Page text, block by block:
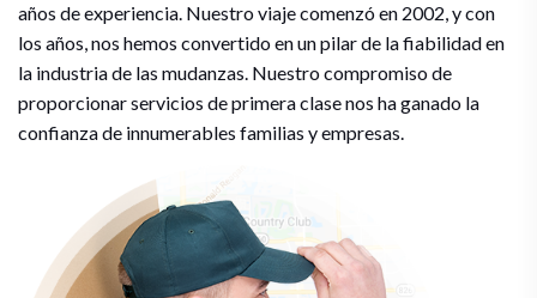
años de experiencia. Nuestro viaje comenzó en 2002, y con
los años, nos hemos convertido en un pilar de la fiabilidad en
la industria de las mudanzas. Nuestro compromiso de
proporcionar servicios de primera clase nos ha ganado la
confianza de innumerables familias y empresas.